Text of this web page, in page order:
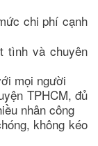
chi phí cạnh
tình và chuyên
mọi người
TPHCM, đủ
nhân công
không kéo